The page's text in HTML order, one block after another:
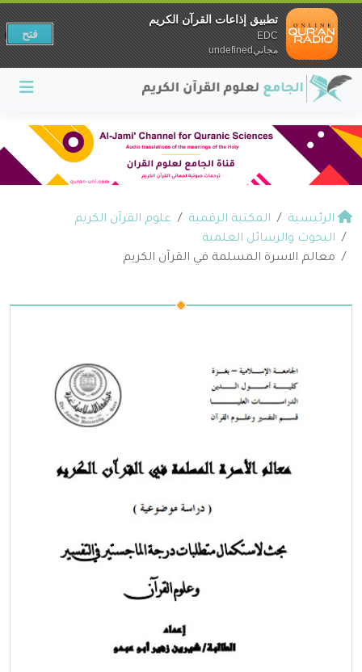
الرئيسية المكتبة الرقمية
علوم القرآن الكريم
البحوث والرسائل العلمية
معالم الاسرة المسلمة في القرآن الكريم
تطبيق إذاعات القرآن الكريم
EDC
مجانيundefined
فتح